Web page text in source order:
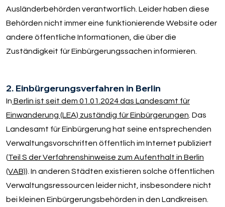
Ausländerbehörden verantwortlich. Leider haben diese
Behörden nicht immer eine funktionierende Website oder
andere öffentliche Informationen, die über die
Zuständigkeit für Einbürgerungssachen informieren.
2. Einbürgerungsverfahren in Berlin
In Berlin ist seit dem 01.01.2024 das Landesamt für
Einwanderung (LEA) zuständig für Einbürgerungen . Das
Landesamt für Einbürgerung hat seine entsprechenden
Verwaltungsvorschriften öffentlich im Internet publiziert
(Teil S der Verfahrenshinweise zum Aufenthalt in Berlin
(VAB)). In anderen Städten existieren solche öffentlichen
Verwaltungsressourcen leider nicht, insbesondere nicht
bei kleinen Einbürgerungsbehörden in den Landkreisen.